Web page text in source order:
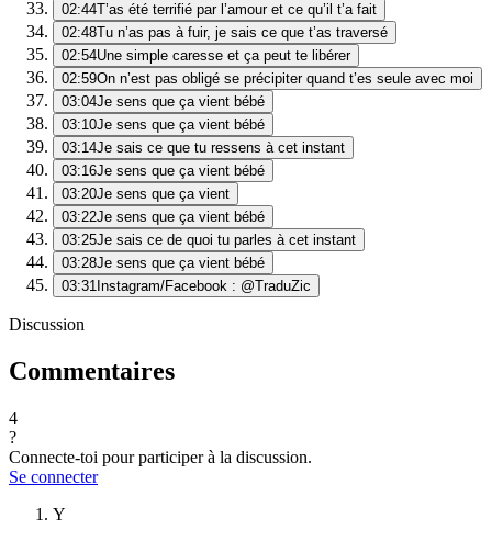
02:44T’as été terrifié par l’amour et ce qu’il t’a fait
02:48Tu n’as pas à fuir, je sais ce que t’as traversé
02:54Une simple caresse et ça peut te libérer
02:59On n’est pas obligé se précipiter quand t’es seule avec moi
03:04Je sens que ça vient bébé
03:10Je sens que ça vient bébé
03:14Je sais ce que tu ressens à cet instant
03:16Je sens que ça vient bébé
03:20Je sens que ça vient
03:22Je sens que ça vient bébé
03:25Je sais ce de quoi tu parles à cet instant
03:28Je sens que ça vient bébé
03:31 Instagram/Facebook : @TraduZic
Discussion
Commentaires
4
?
Connecte-toi pour participer à la discussion.
Se connecter
Y